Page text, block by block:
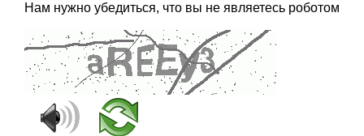
Нам нужно убедиться, что вы не являетесь роботом